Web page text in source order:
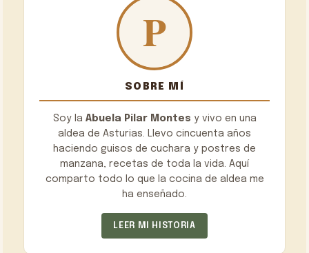
SOBRE MÍ
Soy la Abuela Pilar Montes y vivo en una
aldea de Asturias. Llevo cincuenta años
haciendo guisos de cuchara y postres de
manzana, recetas de toda la vida. Aquí
comparto todo lo que la cocina de aldea me
ha enseñado.
LEER MI HISTORIA